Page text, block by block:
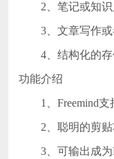
2、笔记或知识
3、文章写作或
4、结构化的存
功能介绍
1、Freemind支
2、聪明的剪贴
3、可输出成为